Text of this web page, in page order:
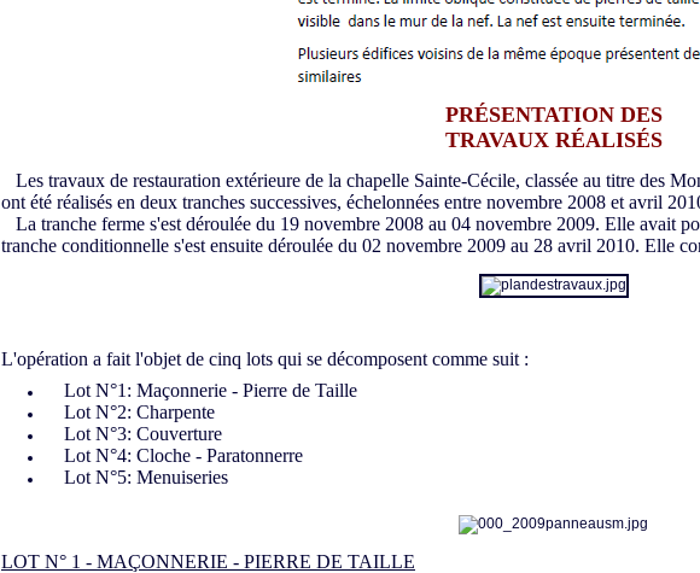
PRÉSENTATION DES
TRAVAUX RÉALISÉS
Les travaux de restauration extérieure de la chapelle Sainte-Cécile, classée au titre des
ont été réalisés en deux tranches successives, échelonnées entre novembre 2008 et avril
La tranche ferme s'est déroulée du 19 novembre 2008 au 04 novembre 2009. Elle avait
tranche conditionnelle s'est ensuite déroulée du 02 novembre 2009 au 28 avril 2010. Elle
L'opération a fait l'objet de cinq lots qui se décomposent comme suit :
Lot N°1: Maçonnerie - Pierre de Taille
Lot N°2: Charpente
Lot N°3: Couverture
Lot N°4: Cloche - Paratonnerre
Lot N°5: Menuiseries
LOT N° 1 - MAÇONNERIE - PIERRE DE TAILLE